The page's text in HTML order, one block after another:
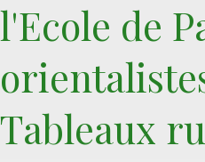
l'Ecole de
Tableaux